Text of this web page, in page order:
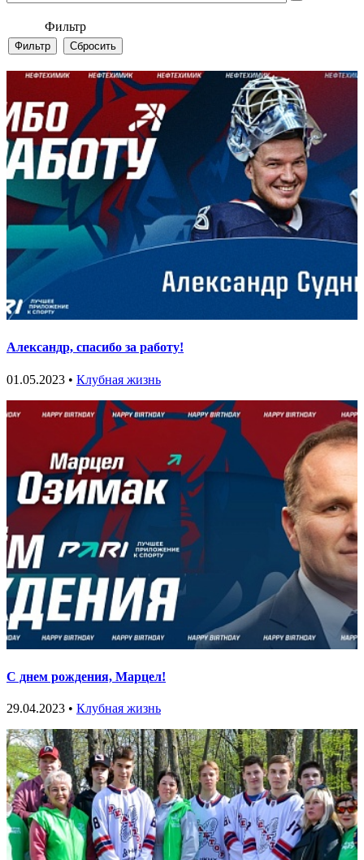
Фильтр
Александр, спасибо за работу!
01.05.2023 • Клубная жизнь
С днем рождения, Марцел!
29.04.2023 • Клубная жизнь